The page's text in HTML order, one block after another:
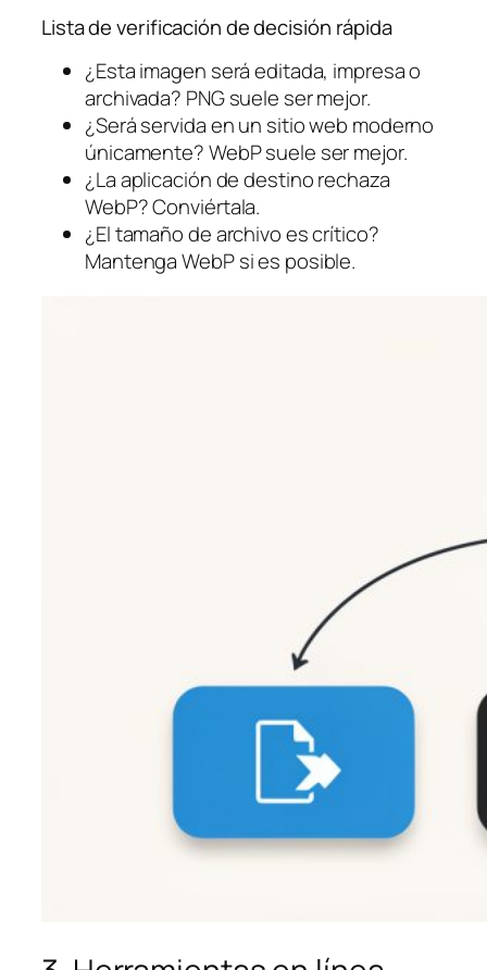
Lista de verificación de decisión rápida
¿Esta imagen será editada, impresa o
archivada? PNG suele ser mejor.
¿Será servida en un sitio web moderno
únicamente? WebP suele ser mejor.
¿La aplicación de destino rechaza
WebP? Conviértala.
¿El tamaño de archivo es crítico?
Mantenga WebP si es posible.